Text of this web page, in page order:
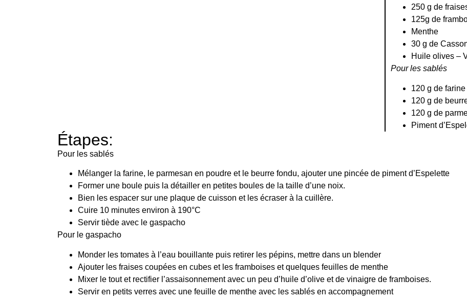
250 g de
125g de
Menthe
30 g de
Huile olives –
Pour les sablés
120 g de farine
120 g de
120 g de
Piment
Étapes:
Pour les sablés
Mélanger la farine, le parmesan en poudre et le beurre fondu, ajouter une pincée de piment d’Espelette
Former une boule puis la détailler en petites boules de la taille d’une noix.
Bien les espacer sur une plaque de cuisson et les écraser à la cuillère.
Cuire 10 minutes environ à 190°C
Servir tiède avec le gaspacho
Pour le gaspacho
Monder les tomates à l’eau bouillante puis retirer les pépins, mettre dans un blender
Ajouter les fraises coupées en cubes et les framboises et quelques feuilles de menthe
Mixer le tout et rectifier l’assaisonnement avec un peu d’huile d’olive et de vinaigre de framboises.
Servir en petits verres avec une feuille de menthe avec les sablés en accompagnement